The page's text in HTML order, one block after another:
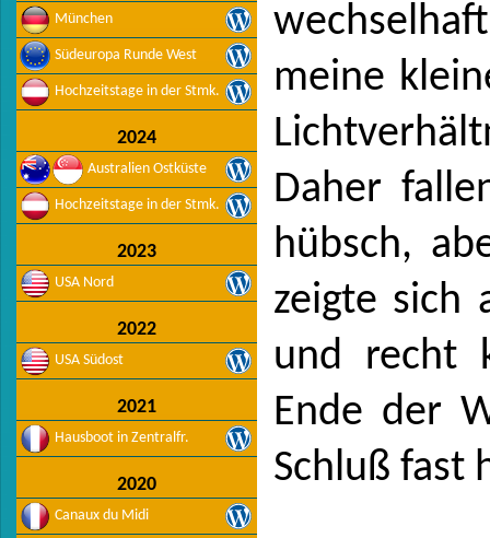
München
Südeuropa Runde West
Hochzeitstage in der Stmk.
2024
Australien Ostküste
Hochzeitstage in der Stmk.
2023
USA Nord
2022
USA Südost
2021
Hausboot in Zentralfr.
2020
Canaux du Midi
meine
Daher
hübsch,
zeigte sich
und recht
Ende der
Schluß fast